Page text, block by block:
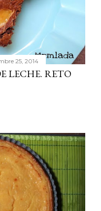
25, 2014
LECHE. RETO